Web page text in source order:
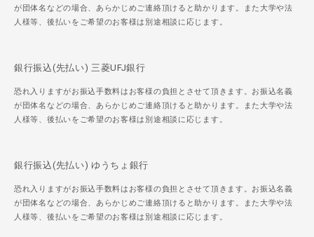
が団体名などの場合、あらかじめご連絡頂けると助かります。また大学や法
人様等、後払いをご希望のお客様は別途相談に応じます。
銀行振込(先払い) 三菱UFJ銀行
恐れ入りますがお振込手数料はお客様の負担とさせて頂きます。お振込名義
が団体名などの場合、あらかじめご連絡頂けると助かります。また大学や法
人様等、後払いをご希望のお客様は別途相談に応じます。
銀行振込(先払い) ゆうちょ銀行
恐れ入りますがお振込手数料はお客様の負担とさせて頂きます。お振込名義
が団体名などの場合、あらかじめご連絡頂けると助かります。また大学や法
人様等、後払いをご希望のお客様は別途相談に応じます。